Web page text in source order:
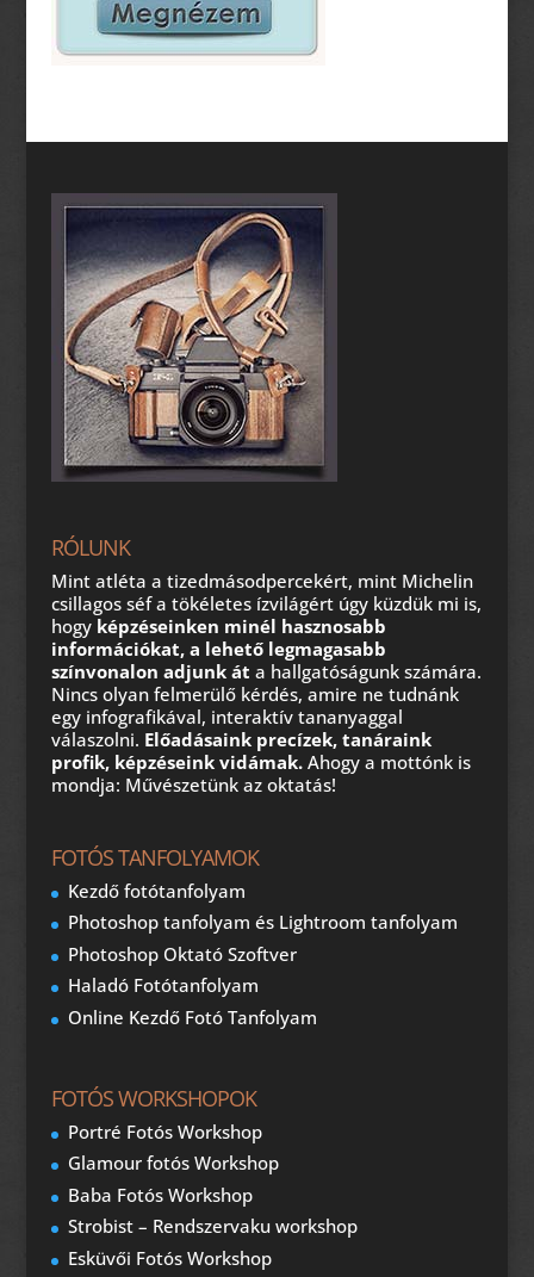
RÓLUNK
Mint atléta a tizedmásodpercekért, mint Michelin
csillagos séf a tökéletes ízvilágért úgy küzdük mi is,
hogy képzéseinken minél hasznosabb
információkat, a lehető legmagasabb
színvonalon adjunk át a hallgatóságunk számára.
Nincs olyan felmerülő kérdés, amire ne tudnánk
egy infografikával, interaktív tananyaggal
válaszolni. Előadásaink precízek, tanáraink
profik, képzéseink vidámak.Ahogy a mottónk is
mondja: Művészetünk az oktatás!
FOTÓS TANFOLYAMOK
Kezdő fotótanfolyam
Photoshop tanfolyam és Lightroom tanfolyam
Photoshop Oktató Szoftver
Haladó Fotótanfolyam
Online Kezdő Fotó Tanfolyam
FOTÓS WORKSHOPOK
Portré Fotós Workshop
Glamour fotós Workshop
Baba Fotós Workshop
Strobist – Rendszervaku workshop
Esküvői Fotós Workshop